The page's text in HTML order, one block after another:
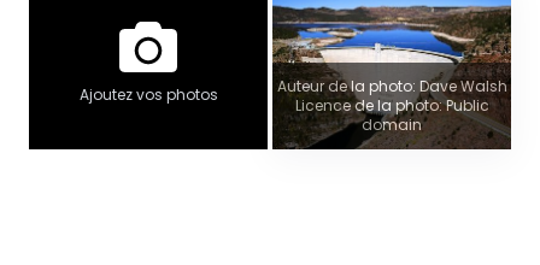
Ajoutez vos photos
Auteur de la photo: Dave Walsh
Licence de la photo: Public
domain